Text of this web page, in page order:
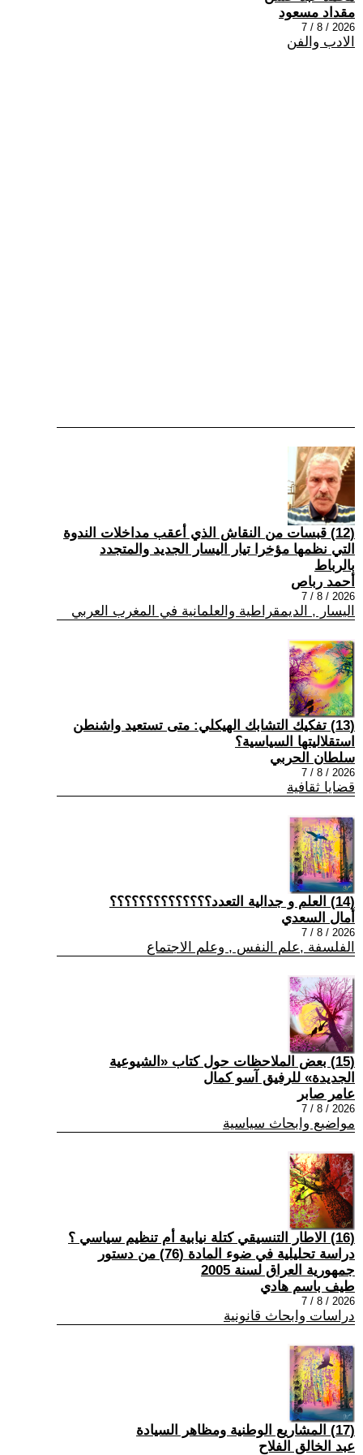
مقداد مسعود
2026 / 8 / 7
الادب والفن
(12) قبسات من النقاش الذي أعقب مداخلات الندوة
التي نظمها مؤخرا تيار اليسار الجديد والمتجدد
بالرباط
أحمد رباص
2026 / 8 / 7
اليسار , الديمقراطية والعلمانية في المغرب العربي
(13) تفكيك التشابك الهيكلي: متى تستعيد واشنطن
استقلاليتها السياسية؟
سلطان الحربي
2026 / 8 / 7
قضايا ثقافية
(14) العلم و جدالية التعدد؟؟؟؟؟؟؟؟؟؟؟؟؟؟
أمال السعدي
2026 / 8 / 7
الفلسفة ,علم النفس , وعلم الاجتماع
(15) بعض الملاحظات حول كتاب «الشيوعية
الجديدة» للرفيق آسو كمال
عامر صابر
2026 / 8 / 7
مواضيع وابحاث سياسية
(16) الاطار التنسيقي كتلة نيابية أم تنظيم سياسي ؟
دراسة تحليلية في ضوء المادة (76) من دستور
جمهورية العراق لسنة 2005
طيف باسم هادي
2026 / 8 / 7
دراسات وابحاث قانونية
(17) المشاريع الوطنية ومظاهر السيادة
عبد الخالق الفلاح